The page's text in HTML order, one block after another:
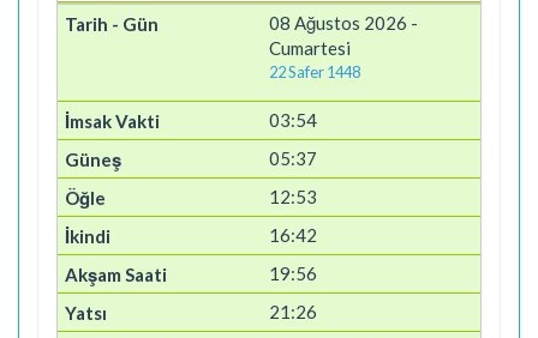
08 Ağustos 2026 -
Cumartesi
22 Safer 1448
03:54
05:37
12:53
16:42
19:56
21:26